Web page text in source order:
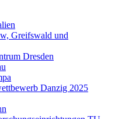
Greifswald und
Dresden
Danzig 2025